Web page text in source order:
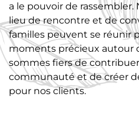
a le pouvoir de
lieu de rencontre et de
familles peuvent se réunir
moments précieux autour
sommes fiers de
communauté et de créer
pour nos clients.